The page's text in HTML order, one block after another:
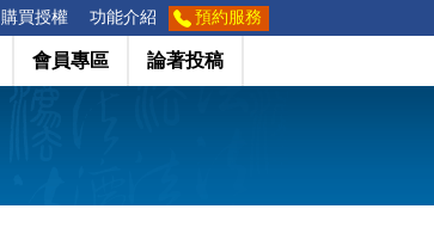
購買授權 功能介紹 預約服務
會員專區 論著投稿